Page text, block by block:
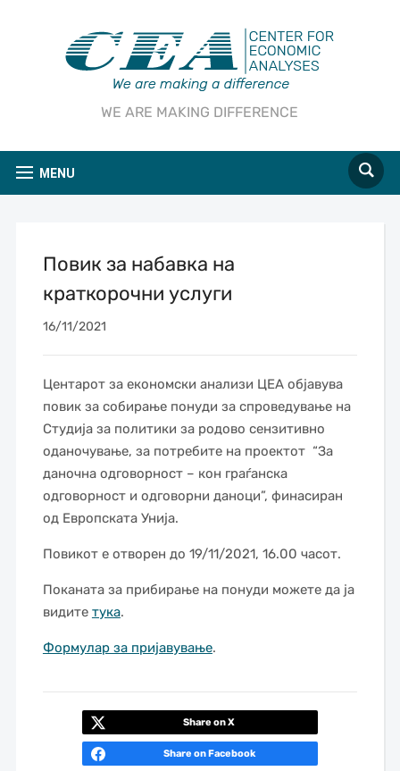
WE ARE MAKING DIFFERENCE
MENU
Повик за набавка на
краткорочни услуги
16/11/2021
Центарот за економски анализи ЦЕА објавува
повик за собирање понуди за спроведување на
Студија за политики за родово сензитивно
оданочување, за потребите на проектот “За
даночна одговорност – кон граѓанска
одговорност и одговорни даноци”, финасиран
од Европската Унија.
Повикот е отворен до 19/11/2021, 16.00 часот.
Поканата за прибирање на понуди можете да ја
видите тука.
Формулар за пријавување.
Share on X
Share on Facebook